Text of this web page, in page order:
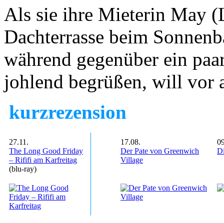
Als sie ihre Mieterin May
Dachterrasse beim
während gegenüber ein
johlend begrüßen, will vor
kurzrezension
27.11.
The Long Good Friday
– Rififi am Karfreitag
(blu-ray)
17.08.
Der Pate von Greenwich
Village